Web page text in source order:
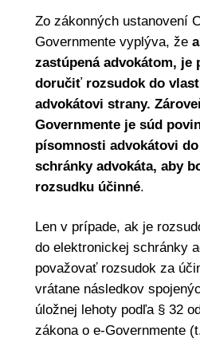
Zo zákonných ustanovení
Governmente vyplýva, že
zastúpená advokátom, je
doručiť rozsudok do
advokátovi strany.
Governmente je súd
písomnosti advokátovi
schránky advokáta, aby
rozsudku účinné.
Len v prípade, ak je
do elektronickej schránky
považovať rozsudok za
vrátane následkov
úložnej lehoty podľa § 32
zákona o e-Governmente